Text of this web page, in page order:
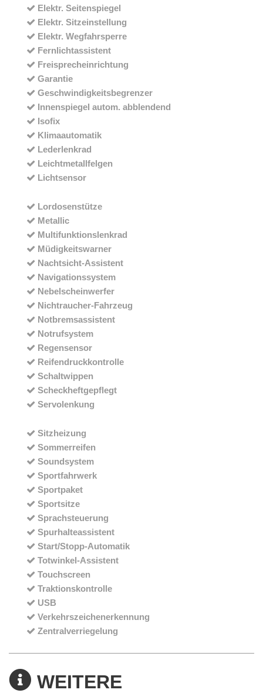
Elektr. Seitenspiegel
Elektr. Sitzeinstellung
Elektr. Wegfahrsperre
Fernlichtassistent
Freisprecheinrichtung
Garantie
Geschwindigkeitsbegrenzer
Innenspiegel autom. abblendend
Isofix
Klimaautomatik
Lederlenkrad
Leichtmetallfelgen
Lichtsensor
Lordosenstütze
Metallic
Multifunktionslenkrad
Müdigkeitswarner
Nachtsicht-Assistent
Navigationssystem
Nebelscheinwerfer
Nichtraucher-Fahrzeug
Notbremsassistent
Notrufsystem
Regensensor
Reifendruckkontrolle
Schaltwippen
Scheckheftgepflegt
Servolenkung
Sitzheizung
Sommerreifen
Soundsystem
Sportfahrwerk
Sportpaket
Sportsitze
Sprachsteuerung
Spurhalteassistent
Start/Stopp-Automatik
Totwinkel-Assistent
Touchscreen
Traktionskontrolle
USB
Verkehrszeichenerkennung
Zentralverriegelung
WEITERE